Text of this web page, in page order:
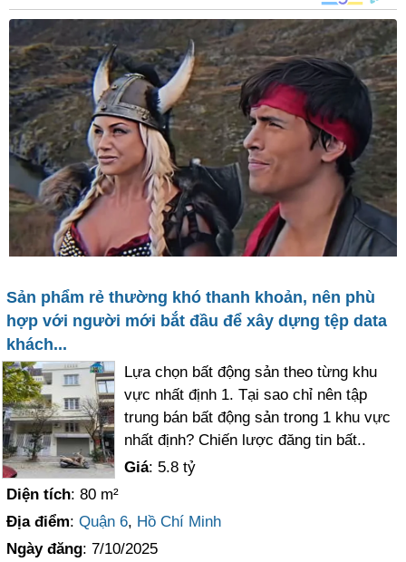
Sản phẩm rẻ thường khó thanh khoản, nên phù
hợp với người mới bắt đầu để xây dựng tệp data
khách...
Lựa chọn bất động sản theo từng khu
vực nhất định 1. Tại sao chỉ nên tập
trung bán bất động sản trong 1 khu vực
nhất định? Chiến lược đăng tin bất..
Giá: 5.8 tỷ
Diện tích: 80 m²
Địa điểm:Quận 6, Hồ Chí Minh
Ngày đăng: 7/10/2025